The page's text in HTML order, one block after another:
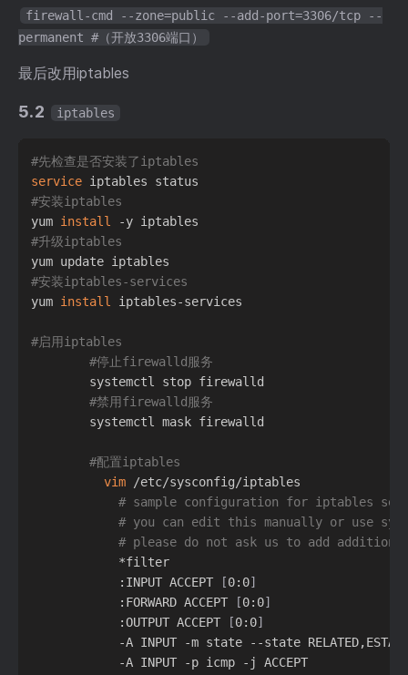
firewall-cmd --zone=public --add-port=3306/tcp --
permanent #（开放3306端口）
最后改用iptables
5.2 iptables
#先检查是否安装了iptables
service
#安装iptables
yum install
#升级iptables
#安装iptables-services
yum install iptables-services
#启用iptables
#停止firewalld服务
        systemctl stop firewalld
#禁用firewalld服务
        systemctl mask firewalld
#配置iptables
vim /etc/sysconfig/iptables
# sample configuration for iptables
# you can edit this manually or use
# please do not ask us to add
            *filter
            :INPUT ACCEPT
[0:0]
            :FORWARD ACCEPT
[0:0]
            :OUTPUT ACCEPT
[0:0]
-A INPUT -m state --state
            -A INPUT -p icmp -j ACCEPT